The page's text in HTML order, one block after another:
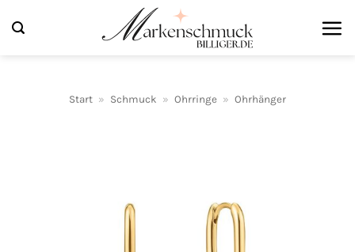
Inhalt
Start » Schmuck » Ohrringe » Ohrhänger